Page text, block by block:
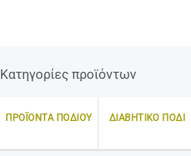
Kατηγορίες προϊόντων
ΠΡΟΪΟΝΤΑ ΠΟΔΙΟΥ ΔΙΑΒΗΤΙΚΟ ΠΟΔΙ